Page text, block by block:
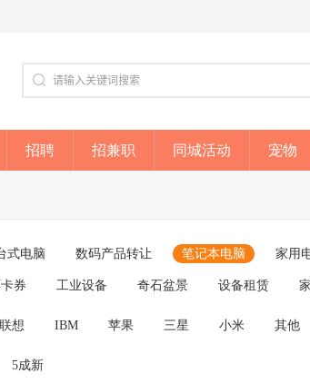
招聘 招兼职 同城活动 宠物
式电脑 数码产品转让 笔记本电脑 家用
券 工业设备 奇石盆景 设备租赁
联想 IBM 苹果 三星 小米 其他
5成新